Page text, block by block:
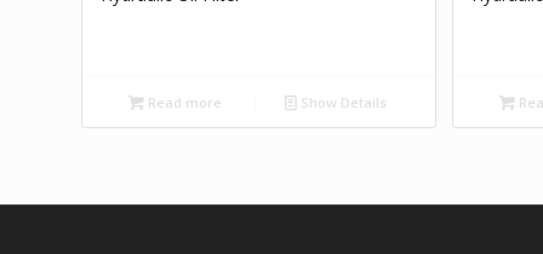
Read more Show Details